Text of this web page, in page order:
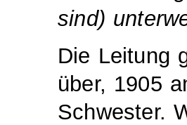
sind)
Die Leitung
über, 1905
Schwester.